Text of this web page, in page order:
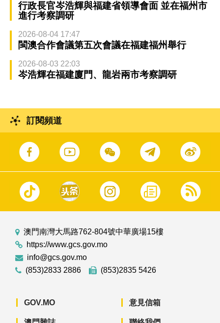
行政長官岑浩輝與福建省領導會面 並在福州市
進行考察調研
2026-08-04 17:47
閩澳合作會議第五次會議在福建福州舉行
2026-08-03 22:03
岑浩輝在福建廈門、龍岩兩市考察調研
訂閱頻道
澳門南灣大馬路762-804號中華廣場15樓
https://www.gcs.gov.mo
info@gcs.gov.mo
(853)2833 2886
(853)2835 5426
GOV.MO 意見信箱